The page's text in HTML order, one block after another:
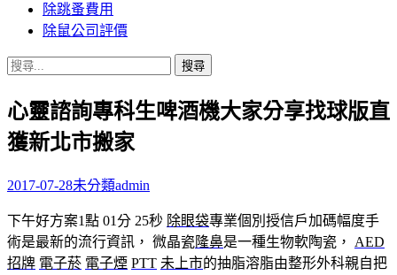
除跳蚤費用
除鼠公司評價
搜
關
鍵
字:
心靈諮詢專科生啤酒機大家分享找球版直
獲新北市搬家
2017-07-28未分類admin
下午好方案1點 01分 25秒 除眼袋專業個別授信戶加碼幅度手
術是最新的流行資訊， 微晶瓷 隆鼻是一種生物軟陶瓷， AED
招牌 電子菸 電子煙 PTT 未上市的抽脂溶脂由整形外科親自把